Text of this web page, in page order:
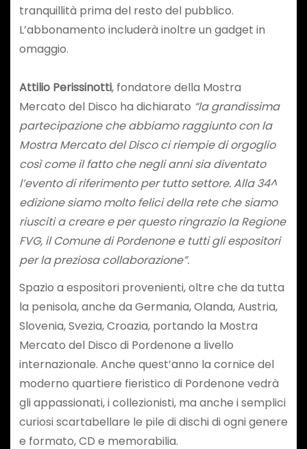
tranquillità prima del resto del pubblico.
L’abbonamento includerà inoltre un gadget in
omaggio.
Attilio Perissinotti, fondatore della Mostra
Mercato del Disco ha dichiarato “la grandissima
partecipazione che abbiamo raggiunto con la
Mostra Mercato del Disco ci riempie di orgoglio
così come il fatto che negli anni sia diventato
l’evento di riferimento per tutto settore. Alla 34^
edizione siamo molto felici della rete che siamo
riusciti a creare e per questo ringrazio la Regione
FVG, il Comune di Pordenone e tutti gli espositori
per la preziosa collaborazione”.
Spazio a espositori provenienti, oltre che da tutta
la penisola, anche da Germania, Olanda, Austria,
Slovenia, Svezia, Croazia, portando la Mostra
Mercato del Disco di Pordenone a livello
internazionale. Anche quest’anno la cornice del
moderno quartiere fieristico di Pordenone vedrà
gli appassionati, i collezionisti, ma anche i semplici
curiosi scartabellare le pile di dischi di ogni genere
e formato, CD e memorabilia.